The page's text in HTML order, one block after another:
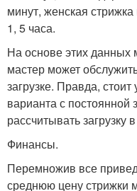
минут, женская
1, 5 часа.
На основе этих данных
мастер может
загрузке. Правда,
варианта с постоянной
рассчитывать загрузку
Финансы.
Перемножив все
среднюю цену стрижки